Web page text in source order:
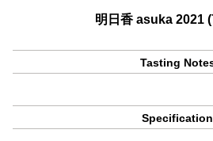
明日香 asuka 2021
Tasting
Specification